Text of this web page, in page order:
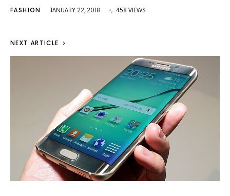
FASHION JANUARY 22, 2018 458 VIEWS
NEXT ARTICLE